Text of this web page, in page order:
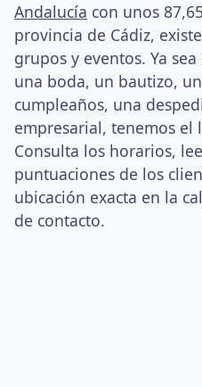
Andalucía con unos
provincia de Cádiz,
grupos y eventos. Ya
una boda, un bautizo,
cumpleaños, una
empresarial, tenemos
Consulta los horarios,
puntuaciones de los
ubicación exacta en la
de contacto.